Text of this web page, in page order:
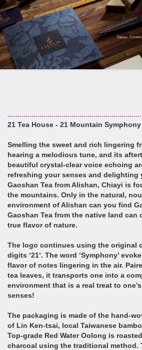
21 Tea House - 21 Mountain
Smelling the sweet and rich lingering
hearing a melodious tune, and its
beautiful crystal-clear voice echoing
refreshing your senses and delighting
Gaoshan Tea from Alishan, Chiayi is
the mountains. Only in the natural,
environment of Alishan can you find
Gaoshan Tea from the native land can
true flavor of nature.
The logo continues using the original
digits ‘21’. The word ‘Symphony’
flavor of notes lingering in the air.
tea leaves, it transports one into a
environment that is a real treat to
senses!
The packaging is made of the hand-
of Lin Ken-tsai, local Taiwanese
Top-grade Red Water Oolong is
charcoal using the traditional method.